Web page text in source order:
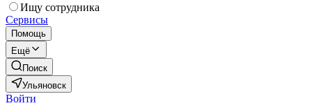
Ищу сотрудника
Сервисы
Помощь
Ещё
Поиск
Ульяновск
Войти